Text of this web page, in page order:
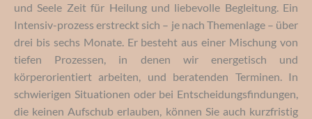
und Seele Zeit für Heilung und liebevolle Begleitung. Ein
Intensiv-prozess erstreckt sich – je nach Themenlage – über
drei bis sechs Monate. Er besteht aus einer Mischung von
tiefen Prozessen, in denen wir energetisch und
körperorientiert arbeiten, und beratenden Terminen. In
schwierigen Situationen oder bei Entscheidungsfindungen,
die keinen Aufschub erlauben, können Sie auch kurzfristig